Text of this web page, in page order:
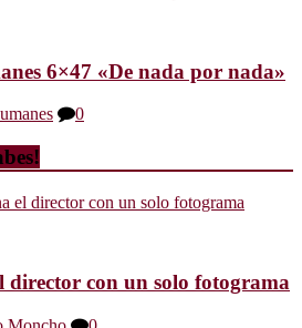
6×47 «De nada por nada»
0
con un solo fotograma